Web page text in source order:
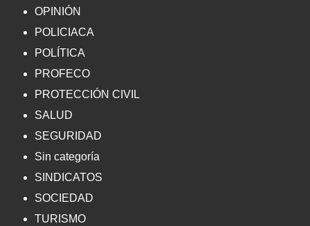
OPINIÓN
POLICIACA
POLÍTICA
PROFECO
PROTECCIÓN CIVIL
SALUD
SEGURIDAD
Sin categoría
SINDICATOS
SOCIEDAD
TURISMO